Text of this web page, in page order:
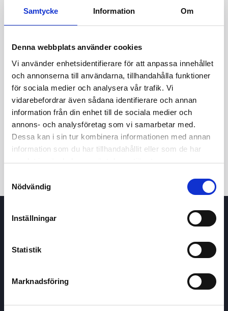
Samtycke Information Om
Denna webbplats använder cookies
Vi använder enhetsidentifierare för att anpassa innehållet
och annonserna till användarna, tillhandahålla funktioner
för sociala medier och analysera vår trafik. Vi
vidarebefordrar även sådana identifierare och annan
information från din enhet till de sociala medier och
annons- och analysföretag som vi samarbetar med.
Dessa kan i sin tur kombinera informationen med annan
information som du har tillhandahållit eller som de har
samlat in när du har använt deras tjänster.
Nödvändig
Inställningar
Statistik
Marknadsföring
24t 7d 1m 3m 1å 5å
Köp / Sälj
OmAktiekampen